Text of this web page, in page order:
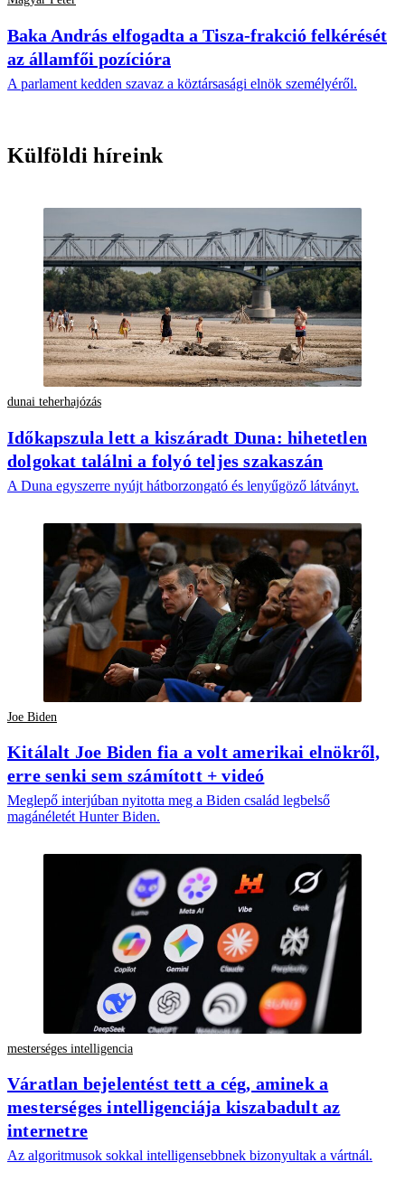
Baka András elfogadta a Tisza-frakció felkérését
az államfői pozícióra
A parlament kedden szavaz a köztársasági elnök személyéről.
Külföldi híreink
dunai teherhajózás
Időkapszula lett a kiszáradt Duna: hihetetlen
dolgokat találni a folyó teljes szakaszán
A Duna egyszerre nyújt hátborzongató és lenyűgöző látványt.
Joe Biden
Kitálalt Joe Biden fia a volt amerikai elnökről,
erre senki sem számított + videó
Meglepő interjúban nyitotta meg a Biden család legbelső
magánéletét Hunter Biden.
mesterséges intelligencia
Váratlan bejelentést tett a cég, aminek a
mesterséges intelligenciája kiszabadult az
internetre
Az algoritmusok sokkal intelligensebbnek bizonyultak a vártnál.